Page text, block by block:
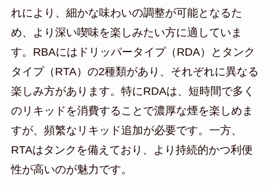
れにより、細かな味わいの調整が可能となるた
め、より深い喫味を楽しみたい方に適していま
す。RBAにはドリッパータイプ（RDA）とタンク
タイプ（RTA）の2種類があり、それぞれに異なる
楽しみ方があります。特にRDAは、短時間で多く
のリキッドを消費することで濃厚な煙を楽しめま
すが、頻繁なリキッド追加が必要です。一方、
RTAはタンクを備えており、より持続的かつ利便
性が高いのが魅力です。